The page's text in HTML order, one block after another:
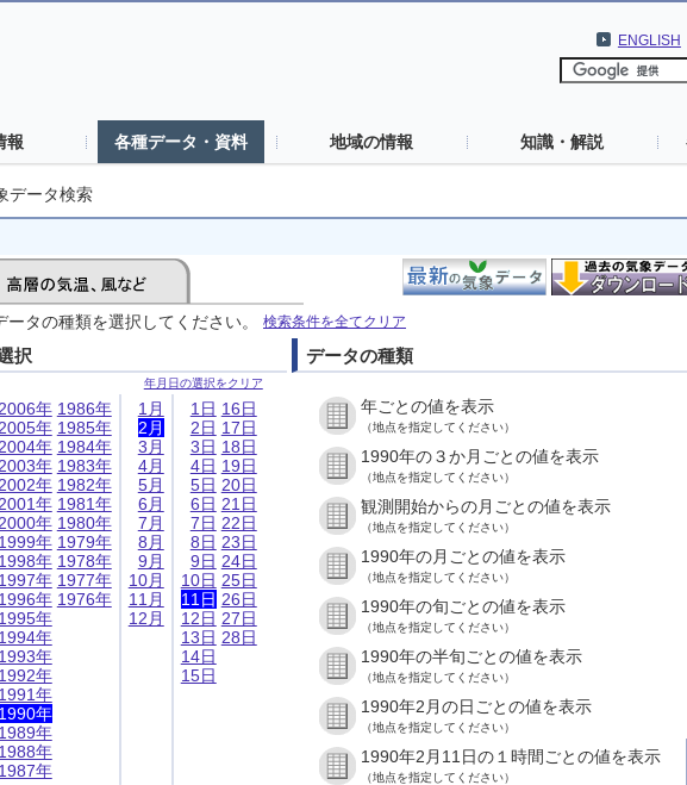
ENGLISH
報 各種データ・資料 地域の情報 知識・解説
データ検索
タの種類を選択してください。 検索条件を全てクリア
択
年月日の選択をクリア
2006年
2005年
2004年
2003年
2002年
2001年
2000年
1999年
1998年
1997年
1996年
1995年
1994年
1993年
1992年
1991年
1990年
1989年
1988年
1987年
1986年
1985年
1984年
1983年
1982年
1981年
1980年
1979年
1978年
1977年
1976年
1月
2月
3月
4月
5月
6月
7月
8月
9月
10月
11月
12月
1日
2日
3日
4日
5日
6日
7日
8日
9日
10日
11日
12日
13日
14日
15日
16日
17日
18日
19日
20日
21日
22日
23日
24日
25日
26日
27日
28日
データの種類
年ごとの値を表示
（地点を指定してください）
1990年の３か月ごとの値を表示
（地点を指定してください）
観測開始からの月ごとの値を表示
（地点を指定してください）
1990年の月ごとの値を表示
（地点を指定してください）
1990年の旬ごとの値を表示
（地点を指定してください）
1990年の半旬ごとの値を表示
（地点を指定してください）
1990年2月の日ごとの値を表示
（地点を指定してください）
1990年2月11日の１時間ごとの値を表示
（地点を指定してください）